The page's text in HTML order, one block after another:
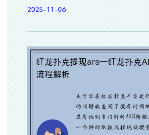
2025-11-06